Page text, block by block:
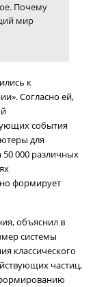
Почему
мир
к
Согласно ей,
события
для
50 000 различных
формирует
объяснил в
системы
классического
частиц,